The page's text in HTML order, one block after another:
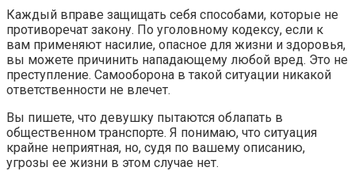
Каждый вправе защищать себя способами, которые не
противоречат закону. По уголовному кодексу, если к
вам применяют насилие, опасное для жизни и здоровья,
вы можете причинить нападающему любой вред. Это не
преступление. Самооборона в такой ситуации никакой
ответственности не влечет.
Вы пишете, что девушку пытаются облапать в
общественном транспорте. Я понимаю, что ситуация
крайне неприятная, но, судя по вашему описанию,
угрозы ее жизни в этом случае нет.